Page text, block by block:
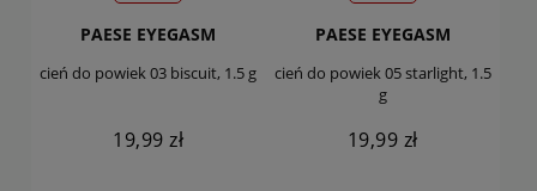
PAESE EYEGASM
cień do powiek 03 biscuit, 1.5 g
19,99 zł
PAESE EYEGASM
cień do powiek 05 starlight, 1.5
g
19,99 zł